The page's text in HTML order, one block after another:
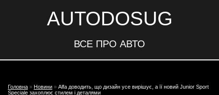
AUTODOSUG
ВСЕ ПРО АВТО
Головна » Новини » Alfa доводить, що дизайн усе вирішує, а її новий Junior Sport
Speciale захоплює стилем і деталями